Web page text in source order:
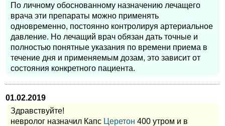
По личному обоснованному назначению лечащего
врача эти препараты можно применять
одновременно, постоянно контролируя артериальное
давление. Но лечащий врач обязан дать точные и
полностью понятные указания по времени приема в
течение дня и применяемым дозам, это зависит от
состояния конкретного пациента.
01.02.2019
Здравствуйте!
невролог назначил Капс Церетон 400 утром и в